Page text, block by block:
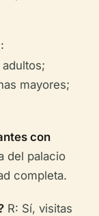
adultos;
mayores;
con
del palacio
completa.
R: Sí, visitas